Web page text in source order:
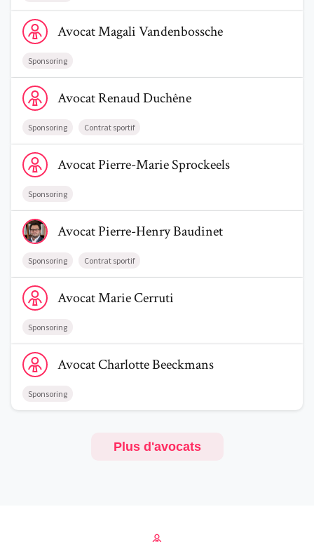
Voir le profil de AvocatMagali Vandenbossche
AvocatMagaliVandenbossche
Sponsoring
Voir le profil de AvocatRenaud Duchêne
AvocatRenaudDuchêne
Sponsoring Contrat sportif
Voir le profil de AvocatPierre-Marie Sprockeels
AvocatPierre-MarieSprockeels
Sponsoring
Voir le profil de AvocatPierre-Henry Baudinet
AvocatPierre-HenryBaudinet
Sponsoring Contrat sportif
Voir le profil de AvocatMarie Cerruti
AvocatMarieCerruti
Sponsoring
Voir le profil de AvocatCharlotte Beeckmans
AvocatCharlotteBeeckmans
Sponsoring
Plus d'avocats